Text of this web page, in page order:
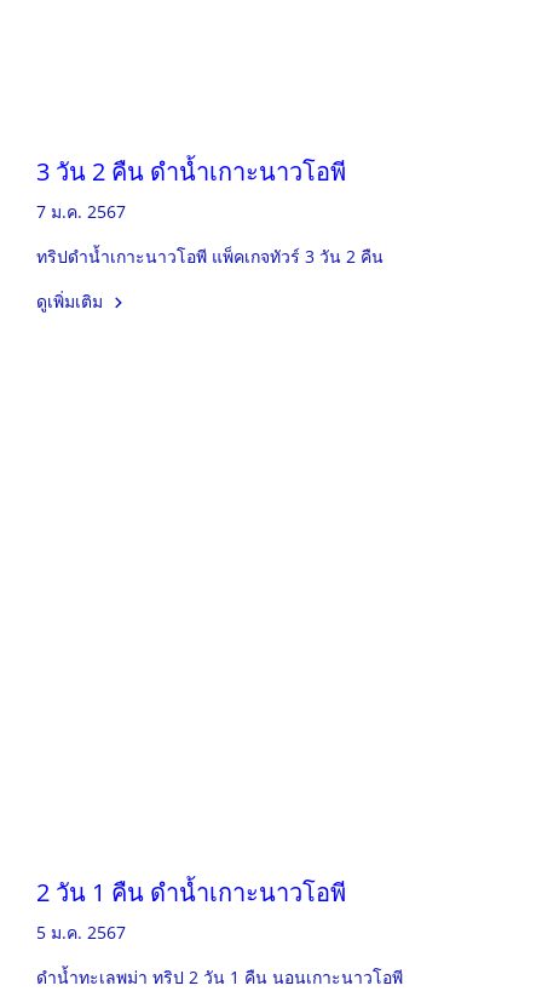
3 วัน 2 คืน ดำน้ำเกาะนาวโอพี
7 ม.ค. 2567
ทริปดำน้ำเกาะนาวโอพี แพ็คเกจทัวร์ 3 วัน 2 คืน
ดูเพิ่มเติม
2 วัน 1 คืน ดำน้ำเกาะนาวโอพี
5 ม.ค. 2567
ดำน้ำทะเลพม่า ทริป 2 วัน 1 คืน นอนเกาะนาวโอพี